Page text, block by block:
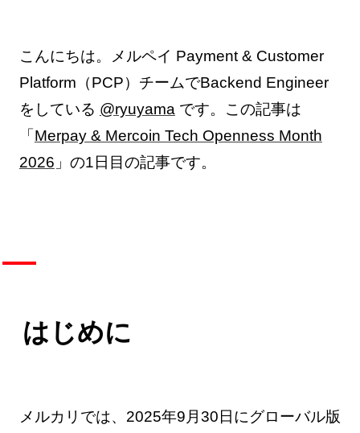
こんにちは。メルペイ Payment & Customer
Platform（PCP）チームでBackend Engineer
をしている @ryuyama です。この記事は
「Merpay & Mercoin Tech Openness Month
2026 」の1日目の記事です。
はじめに
メルカリでは、2025年9月30日にグローバル版